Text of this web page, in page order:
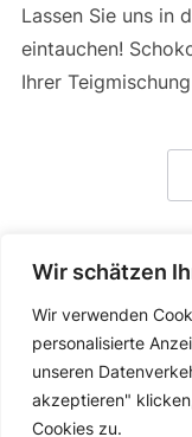
Wir schätzen
Wir verwenden
personalisierte
unseren
akzeptieren"
Cookies zu.
Lassen Sie uns in
eintauchen!
Ihrer